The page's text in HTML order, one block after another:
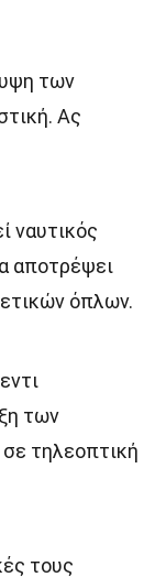
των
Ας
ναυτικός
αποτρέψει
όπλων.
των
τηλεοπτική
τους